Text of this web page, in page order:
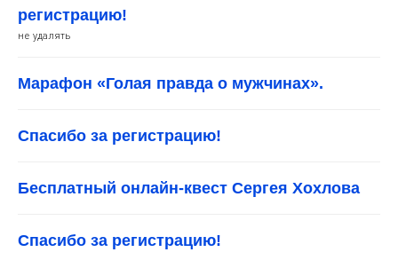
регистрацию!
не удалять
Марафон «Голая правда о мужчинах».
Спасибо за регистрацию!
Бесплатный онлайн-квест Сергея Хохлова
Спасибо за регистрацию!